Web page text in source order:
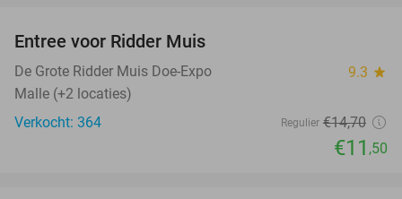
TODAY
Entree voor Ridder Muis
De Grote Ridder Muis Doe-Expo 9.3 star
Malle (+2 locaties)
Verkocht: 364
Regulier €14,70
€11 ,50